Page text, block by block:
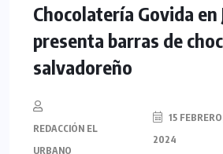
Chocolatería Govida en
presenta barras de
salvadoreño
REDACCIÓN EL
URBANO
15
2024